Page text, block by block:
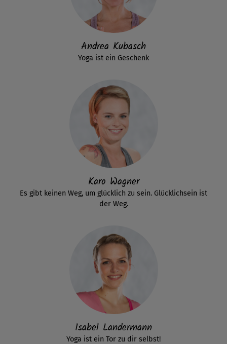
Andrea Kubasch
Yoga ist ein Geschenk
Karo Wagner
Es gibt keinen Weg, um glücklich zu sein. Glücklichsein ist
der Weg.
Isabel Landermann
Yoga ist ein Tor zu dir selbst!